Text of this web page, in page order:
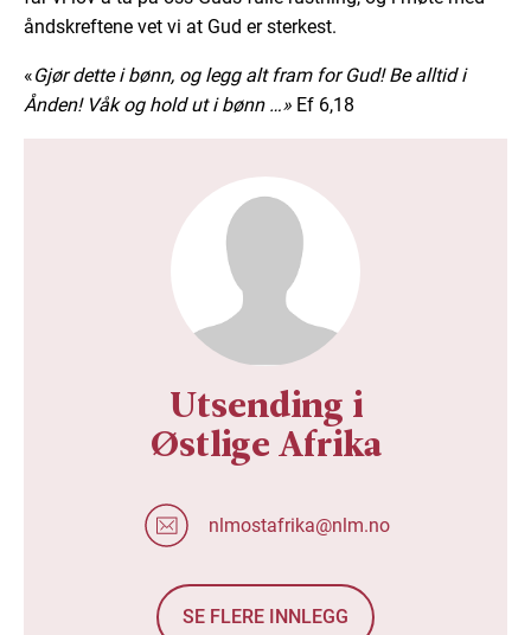
åndskreftene vet vi at Gud er sterkest.
«Gjør dette i bønn, og legg alt fram for Gud! Be alltid i
Ånden! Våk og hold ut i bønn …» Ef 6,18
Utsending i
Østlige Afrika
nlmostafrika@nlm.no
SE FLERE INNLEGG